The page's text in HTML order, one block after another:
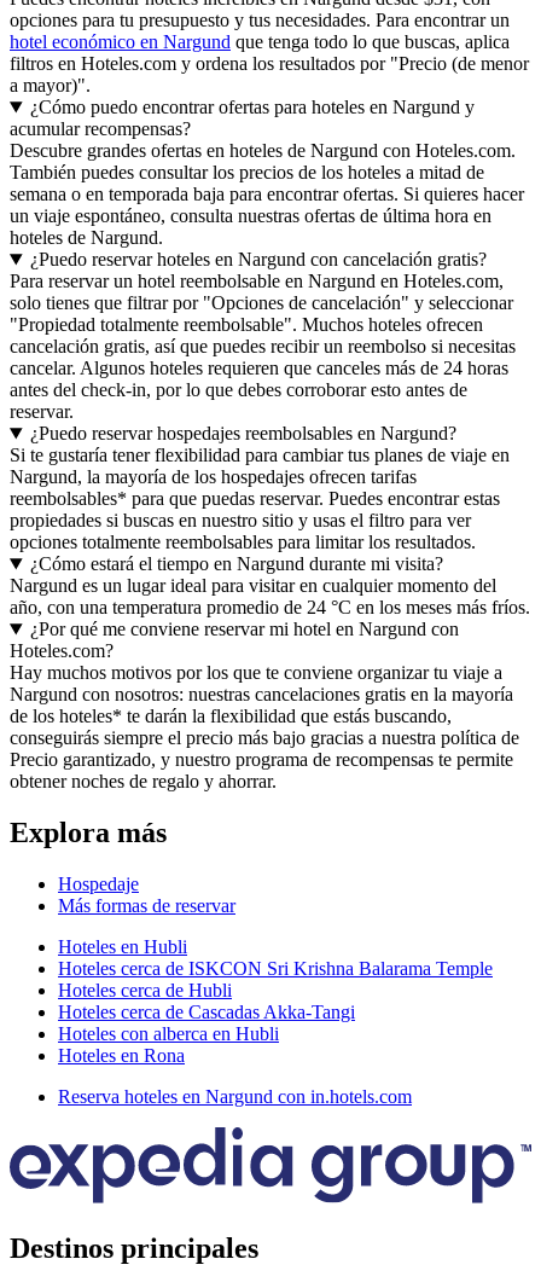
opciones para tu presupuesto y tus necesidades. Para encontrar un
hotel económico en Nargund que tenga todo lo que buscas, aplica
filtros en Hoteles.com y ordena los resultados por "Precio (de menor
a mayor)".
¿Cómo puedo encontrar ofertas para hoteles en Nargund y
acumular recompensas?
Descubre grandes ofertas en hoteles de Nargund con Hoteles.com.
También puedes consultar los precios de los hoteles a mitad de
semana o en temporada baja para encontrar ofertas. Si quieres hacer
un viaje espontáneo, consulta nuestras ofertas de última hora en
hoteles de Nargund.
¿Puedo reservar hoteles en Nargund con cancelación gratis?
Para reservar un hotel reembolsable en Nargund en Hoteles.com,
solo tienes que filtrar por "Opciones de cancelación" y seleccionar
"Propiedad totalmente reembolsable". Muchos hoteles ofrecen
cancelación gratis, así que puedes recibir un reembolso si necesitas
cancelar. Algunos hoteles requieren que canceles más de 24 horas
antes del check-in, por lo que debes corroborar esto antes de
reservar.
¿Puedo reservar hospedajes reembolsables en Nargund?
Si te gustaría tener flexibilidad para cambiar tus planes de viaje en
Nargund, la mayoría de los hospedajes ofrecen tarifas
reembolsables* para que puedas reservar. Puedes encontrar estas
propiedades si buscas en nuestro sitio y usas el filtro para ver
opciones totalmente reembolsables para limitar los resultados.
¿Cómo estará el tiempo en Nargund durante mi visita?
Nargund es un lugar ideal para visitar en cualquier momento del
año, con una temperatura promedio de 24 °C en los meses más fríos.
¿Por qué me conviene reservar mi hotel en Nargund con
Hoteles.com?
Hay muchos motivos por los que te conviene organizar tu viaje a
Nargund con nosotros: nuestras cancelaciones gratis en la mayoría
de los hoteles* te darán la flexibilidad que estás buscando,
conseguirás siempre el precio más bajo gracias a nuestra política de
Precio garantizado, y nuestro programa de recompensas te permite
obtener noches de regalo y ahorrar.
Explora más
Hospedaje
Más formas de reservar
Hoteles en Hubli
Hoteles cerca de ISKCON Sri Krishna Balarama Temple
Hoteles cerca de Hubli
Hoteles cerca de Cascadas Akka-Tangi
Hoteles con alberca en Hubli
Hoteles en Rona
Reserva hoteles en Nargund con in.hotels.com
Destinos principales